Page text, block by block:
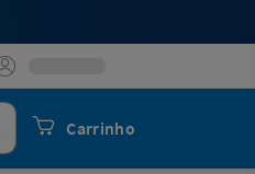
Carrinho
Procurar